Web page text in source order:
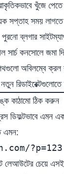
খুঁজে
সপ্তাহ সময় লাগতে
ব্লগার
সার্চ কনসোলে জমা
অবিলম্বে ক্রল
কাঠামো ঠিক করুন
ডিফল্টভাবে এমন
এমন:
?p=123
লেআউটের চেয়ে